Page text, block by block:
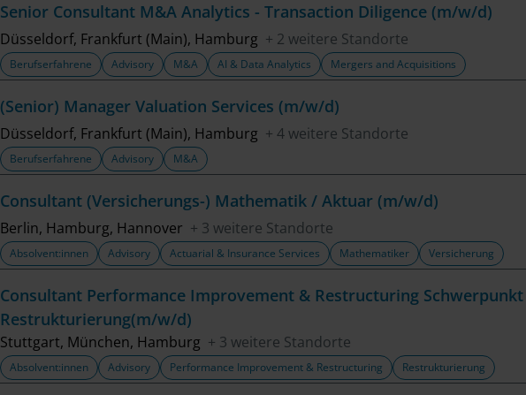
Senior Consultant M&A Analytics - Transaction Diligence (m/w/d)
Düsseldorf, Frankfurt (Main), Hamburg + 2 weitere Standorte
Berufserfahrene Advisory M&A AI & Data Analytics Mergers and Acquisitions
(Senior) Manager Valuation Services (m/w/d)
Düsseldorf, Frankfurt (Main), Hamburg + 4 weitere Standorte
Berufserfahrene Advisory M&A
Consultant (Versicherungs-) Mathematik / Aktuar (m/w/d)
Berlin, Hamburg, Hannover + 3 weitere Standorte
Absolvent:innen Advisory Actuarial & Insurance Services Mathematiker Versicherung
Consultant Performance Improvement & Restructuring
Restrukturierung(m/w/d)
Stuttgart, München, Hamburg + 3 weitere Standorte
Absolvent:innen Advisory Performance Improvement & Restructuring Restrukturierung